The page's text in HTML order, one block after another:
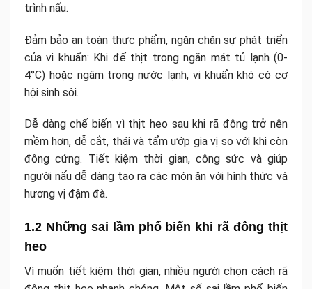
trình nấu.
Đảm bảo an toàn thực phẩm, ngăn chặn sự phát triển
của vi khuẩn: Khi để thịt trong ngăn mát tủ lạnh (0-
4°C) hoặc ngâm trong nước lạnh, vi khuẩn khó có cơ
hội sinh sôi.
Dễ dàng chế biến vì thịt heo sau khi rã đông trở nên
mềm hơn, dễ cắt, thái và tẩm ướp gia vị so với khi còn
đông cứng. Tiết kiệm thời gian, công sức và giúp
người nấu dễ dàng tạo ra các món ăn với hình thức và
hương vị đậm đà.
1.2 Những sai lầm phổ biến khi rã đông thịt
heo
Vì muốn tiết kiệm thời gian, nhiều người chọn cách rã